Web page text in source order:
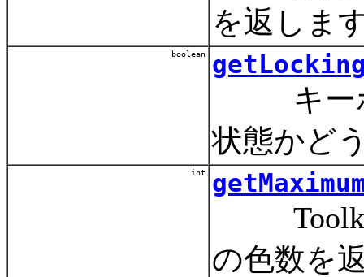
を返しま
boolean
キーボ
状態かど
int
Toolkit
の色数を